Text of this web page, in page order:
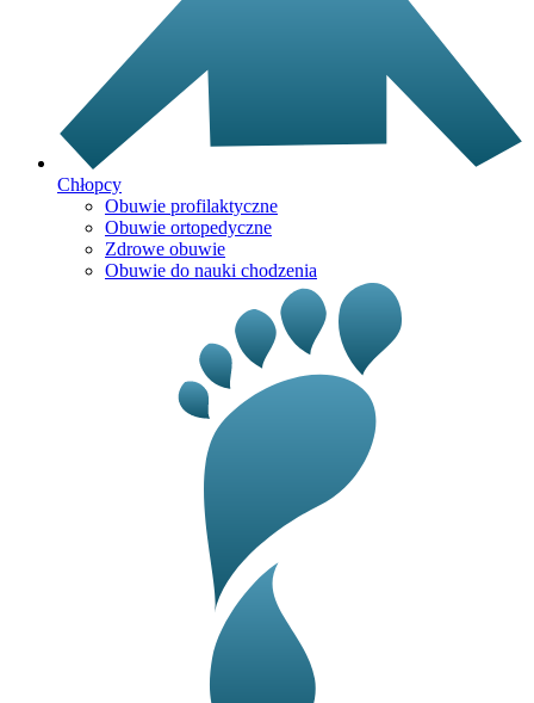
Chłopcy
Obuwie profilaktyczne
Obuwie ortopedyczne
Zdrowe obuwie
Obuwie do nauki chodzenia